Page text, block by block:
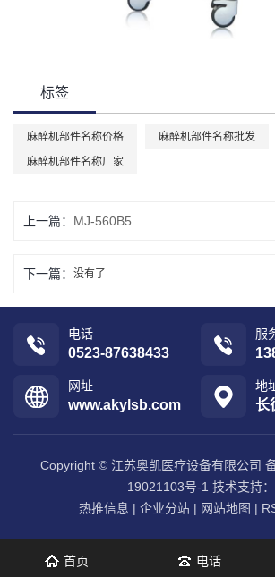
标签
麻醉机部件名称价格
麻醉机部件名称批发
麻醉机部件名称厂家
上一篇： MJ-560B5
下一篇： 没有了
电话
0523-87638433
服
网址
www.akylsb.com
地
长
Copyright © 江苏奥凯医疗设备有限公司 备
19021103号-1 技术支持：
热推信息 | 企业分站| 网站地图 |
首页 电话